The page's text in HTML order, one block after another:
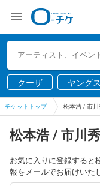
クーザ
ヤング
ー
チケットトップ 松本浩 / 市川
松本浩 / 市川
お気に入りに登録すると
報をメールでお届けいた